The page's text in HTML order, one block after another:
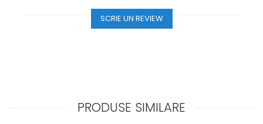
SCRIE UN REVIEW
PRODUSE SIMILARE